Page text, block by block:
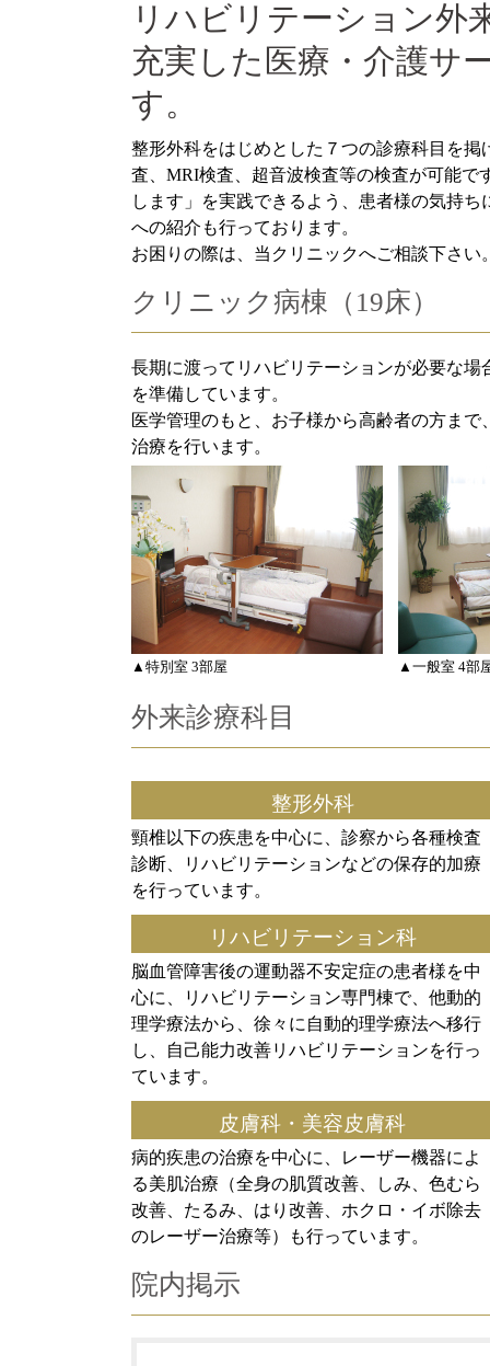
リハビリテーション外
充実した医療・介護サ
す。
整形外科をはじめとした７つの診療科目を
査、MRI検査、超音波検査等の検査が可能で
します」を実践できるよう、患者様の気持
への紹介も行っております。
お困りの際は、当クリニックへご相談下さい
クリニック病棟（19床）
長期に渡ってリハビリテーションが必要な
を準備しています。
医学管理のもと、お子様から高齢者の方ま
治療を行います。
▲特別室 3部屋 ▲一般室 4部
外来診療科目
整形外科
頸椎以下の疾患を中心に、診察から各種検査
診断、リハビリテーションなどの保存的加療
を行っています。
リハビリテーション科
脳血管障害後の運動器不安定症の患者様を中
心に、リハビリテーション専門棟で、他動的
理学療法から、徐々に自動的理学療法へ移行
し、自己能力改善リハビリテーションを行っ
ています。
皮膚科・美容皮膚科
病的疾患の治療を中心に、レーザー機器によ
る美肌治療（全身の肌質改善、しみ、色むら
改善、たるみ、はり改善、ホクロ・イボ除去
のレーザー治療等）も行っています。
院内掲示